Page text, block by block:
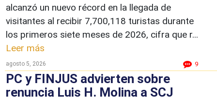
alcanzó un nuevo récord en la llegada de
visitantes al recibir 7,700,118 turistas durante
los primeros siete meses de 2026, cifra que r...
Leer más
agosto 5, 2026 9
PC y FINJUS advierten sobre
renuncia Luis H. Molina a SCJ